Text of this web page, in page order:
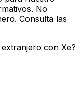
No
Consulta las
con Xe?